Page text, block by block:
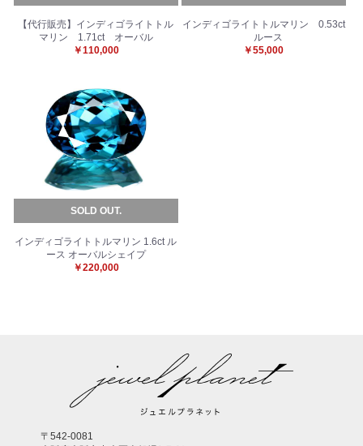
【代行販売】インディゴライトトル
マリン 1.71ct オーバル
￥110,000
インディゴライトトルマリン 0.53ct
ルース
￥55,000
SOLD OUT.
インディゴライトトルマリン 1.6ct ル
ース オーバルシェイプ
￥220,000
〒542-0081